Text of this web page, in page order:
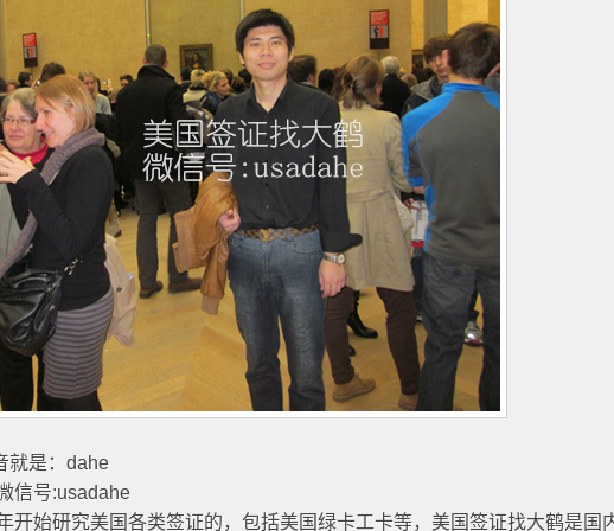
就是：dahe
信号:usadahe
开始研究美国各类签证的，包括美国绿卡工卡等，美国签证找大鹤是国